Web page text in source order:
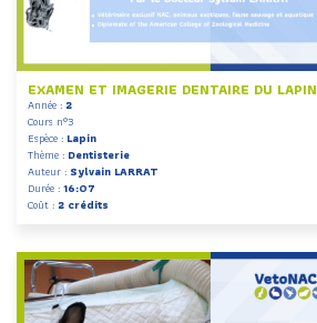
EXAMEN ET IMAGERIE DENTAIRE DU LAPIN
Année : 2
Cours n°3
Espèce : Lapin
Thème : Dentisterie
Auteur :Sylvain LARRAT
Durée :16:07
Coût : 2 crédits